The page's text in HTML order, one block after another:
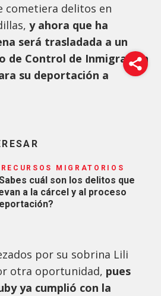
cometiera delitos en
y ahora que ha
será trasladada a un
de Control de Inmigración
su deportación a
RECURSOS MIGRATORIOS
cuál son los delitos que
a la cárcel y al proceso
por su sobrina Lili
otra oportunidad, pues
ya cumplió con la